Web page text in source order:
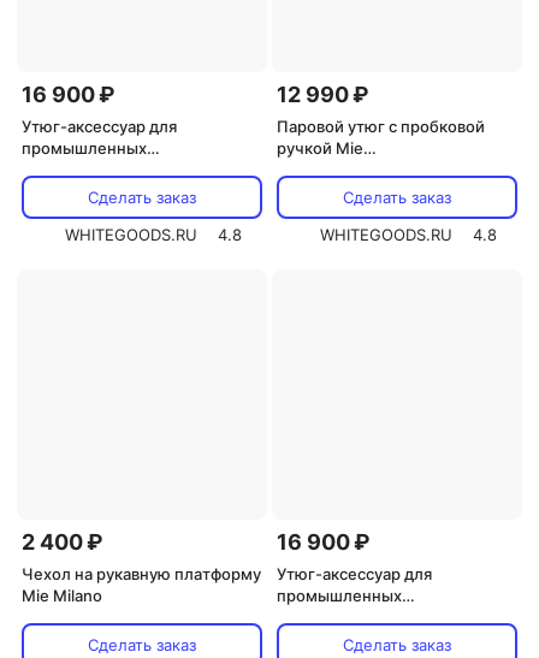
16 900 ₽
Утюг-аксессуар для
промышленных
Сделать заказ
WHITEGOODS.RU
4.8
12 990 ₽
Паровой утюг с пробковой
ручкой Mie
ova Genius Sistema
Сделать заказ
WHITEGOODS.RU
4.8
2 400 ₽
Чехол на рукавную платформу
Mie Milano
Сделать заказ
16 900 ₽
Утюг-аксессуар для
промышленных
Сделать заказ